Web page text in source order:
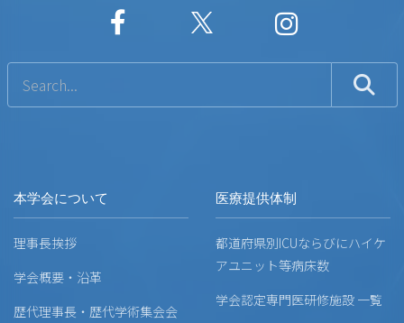
本学会について
理事長挨拶
学会概要・沿革
歴代理事長・歴代学術集会会
医療提供体制
都道府県別ICUならびにハイケ
アユニット等病床数
学会認定専門医研修施設 一覧